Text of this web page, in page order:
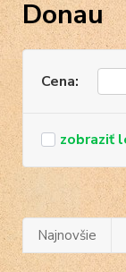
Donau
Cena:
Najnovšie